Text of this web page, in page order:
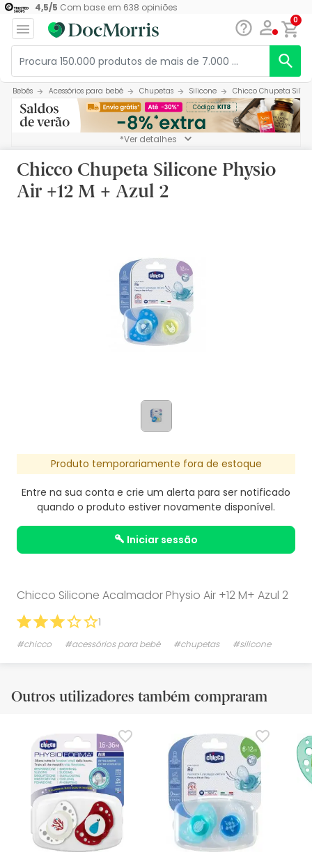
4,5/5 Com base em 638 opiniões
0
Bebés Acessórios para bebé Chupetas Silicone Chicco Chupeta
*Ver detalhes
Chicco Chupeta Silicone Physio
Air +12 M + Azul 2
Produto temporariamente fora de estoque
Entre na sua conta e crie um alerta para ser notificado
quando o produto estiver novamente disponível.
iniciar sessão
Chicco Silicone Acalmador Physio Air +12 M+ Azul 2
1
#chicco #acessórios para bebé #chupetas #silicone
Outros utilizadores também compraram